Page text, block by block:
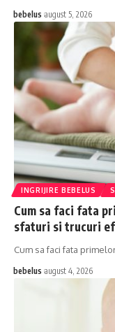
bebelus august 5, 2026
INGRIJIRE BEBELUS
Cum sa faci fata
sfaturi si trucuri
Cum sa faci fata
bebelus august 4, 2026